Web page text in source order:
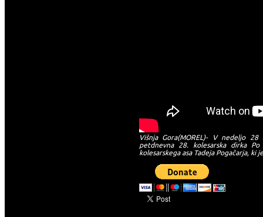
Višnja Gora(MOREL)- V nedeljo
petdnevna 28. kolesarska dirka
kolesarskega asa Tadeja Pogačarja, ki